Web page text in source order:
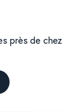
près de chez